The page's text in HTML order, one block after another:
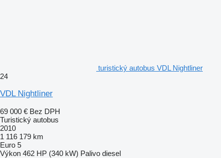
turistický autobus VDL Nightliner
24
VDL Nightliner
69 000 € Bez DPH
Turistický autobus
2010
1 116 179 km
Euro 5
Výkon 462 HP (340 kW) Palivo diesel